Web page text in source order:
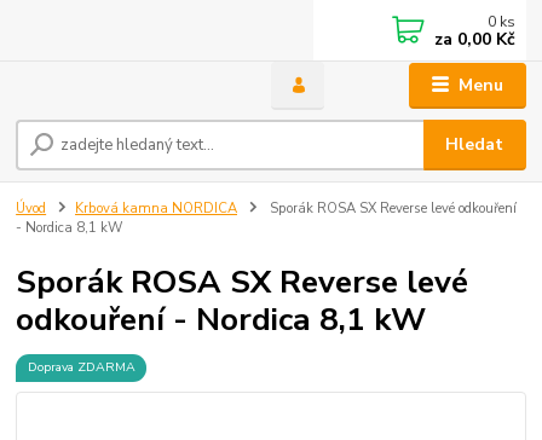
Menu
Hledat
0 ks
za 0,00 Kč
Úvod Krbová kamna NORDICA
Sporák ROSA SX Reverse levé odkouření
- Nordica 8,1 kW
Sporák ROSA SX Reverse levé
odkouření - Nordica 8,1 kW
Doprava ZDARMA